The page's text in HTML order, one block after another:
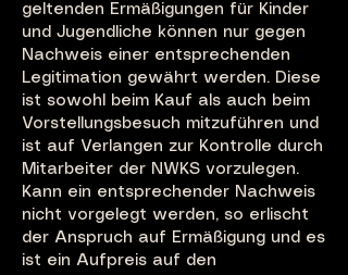
geltenden Ermäßigungen für Kinder
und Jugendliche können nur gegen
Nachweis einer entsprechenden
Legitimation gewährt werden. Diese
ist sowohl beim Kauf als auch beim
Vorstellungsbesuch mitzuführen und
ist auf Verlangen zur Kontrolle durch
Mitarbeiter der NWKS vorzulegen.
Kann ein entsprechender Nachweis
nicht vorgelegt werden, so erlischt
der Anspruch auf Ermäßigung und es
ist ein Aufpreis auf den